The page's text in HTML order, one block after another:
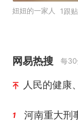
妞妞的一家人 1跟贴
网易热搜 每30
人民的健康
1 河南重大刑